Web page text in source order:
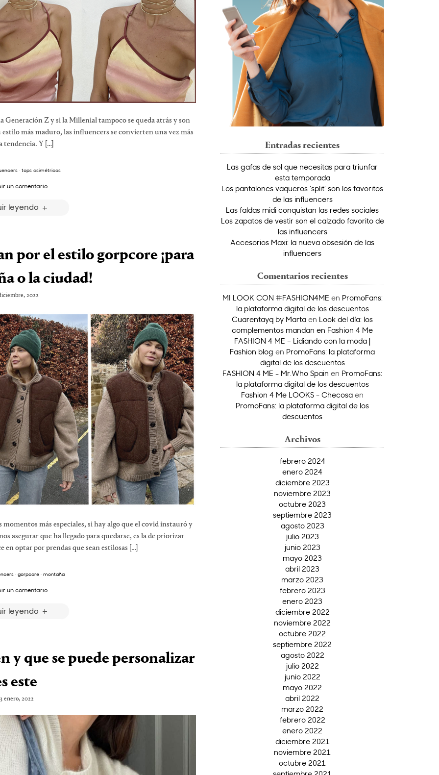
Generación Z y si la Millenial tampoco se queda atrás y son
más maduro, las influencers se convierten una vez más
tendencia. Y […]
· tops asimétricos
un comentario
leyendo
por el estilo gorpcore ¡para
o la ciudad!
2022
más especiales, si hay algo que el covid instauró y
asegurar que ha llegado para quedarse, es la de priorizar
optar por prendas que sean estilosas […]
· gorpcore· montaña
un comentario
leyendo
y que se puede personalizar
este
enero, 2022
Entradas recientes
Las gafas de sol que necesitas para triunfar
esta temporada
Los pantalones vaqueros ‘split’ son los favoritos
de las influencers
Las faldas midi conquistan las redes sociales
Los zapatos de vestir son el calzado favorito de
las influencers
Accesorios Maxi: la nueva obsesión de las
influencers
Comentarios recientes
MI LOOK CON #FASHION4ME en PromoFans:
la plataforma digital de los descuentos
Cuarentayq by Marta en Look del día: los
complementos mandan en Fashion 4 Me
FASHION 4 ME – Lidiando con la moda |
Fashion blog en PromoFans: la plataforma
digital de los descuentos
FASHION 4 ME - Mr.Who Spain en PromoFans:
la plataforma digital de los descuentos
Fashion 4 Me LOOKS - Checosa en
PromoFans: la plataforma digital de los
descuentos
Archivos
febrero 2024
enero 2024
diciembre 2023
noviembre 2023
octubre 2023
septiembre 2023
agosto 2023
julio 2023
junio 2023
mayo 2023
abril 2023
marzo 2023
febrero 2023
enero 2023
diciembre 2022
noviembre 2022
octubre 2022
septiembre 2022
agosto 2022
julio 2022
junio 2022
mayo 2022
abril 2022
marzo 2022
febrero 2022
enero 2022
diciembre 2021
noviembre 2021
octubre 2021